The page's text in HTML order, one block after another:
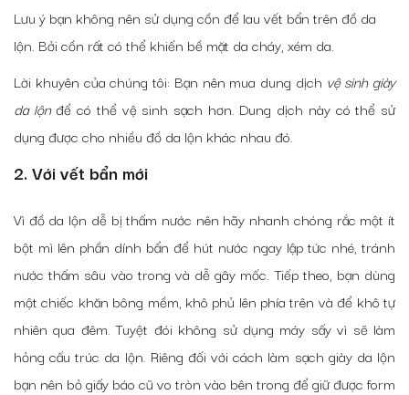
Lưu ý bạn không nên sử dụng cồn để lau vết bẩn trên đồ da
lộn. Bởi cồn rất có thể khiến bề mặt da cháy, xém da.
Lời khuyên của chúng tôi: Bạn nên mua dung dịch vệ sinh giày
da lộnđể có thể vệ sinh sạch hơn. Dung dịch này có thể sử
dụng được cho nhiều đồ da lộn khác nhau đó.
2. Với vết bẩn mới
Vì đồ da lộn dễ bị thấm nước nên hãy nhanh chóng rắc một ít
bột mì lên phần dính bẩn để hút nước ngay lập tức nhé, tránh
nước thấm sâu vào trong và dễ gây mốc. Tiếp theo, bạn dùng
một chiếc khăn bông mềm, khô phủ lên phía trên và để khô tự
nhiên qua đêm. Tuyệt đói không sử dụng máy sấy vì sẽ làm
hỏng cấu trúc da lộn. Riêng đối với cách làm sạch giày da lộn
bạn nên bỏ giấy báo cũ vo tròn vào bên trong để giữ được form